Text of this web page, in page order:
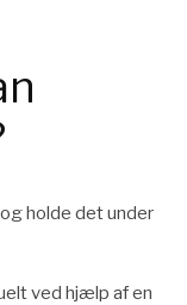
holde det under
ved hjælp af en